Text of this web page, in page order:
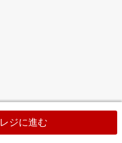
レジに進む